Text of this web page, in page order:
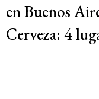
en Buenos
Cerveza: 4